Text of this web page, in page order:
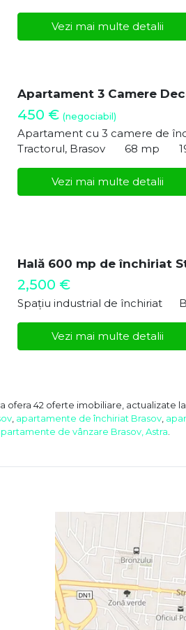
Vezi mai multe detalii
Apartament 3 Camere
450 € (negociabil)
Apartament cu 3 camere de
Tractorul, Brasov
68 mp
Vezi mai multe detalii
Hală 600 mp de închiriat
2,500 €
Spațiu industrial de închiriat
Vezi mai multe detalii
ofera 42 oferte imobiliare, actualizate
, apartamente de închiriat Brasov,
de vânzare Brasov, Astra